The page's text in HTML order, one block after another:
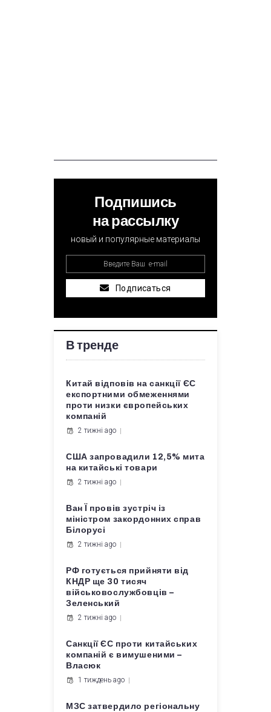
Подпишись
на рассылку
новый и популярные материалы
Подписаться
В тренде
Китай відповів на санкції ЄС
експортними обмеженнями
проти низки європейських
компаній
2 тижні ago
США запровадили 12,5% мита
на китайські товари
2 тижні ago
Ван Ї провів зустріч із
міністром закордонних справ
Білорусі
2 тижні ago
РФ готується прийняти від
КНДР ще 30 тисяч
військовослужбовців –
Зеленський
2 тижні ago
Санкції ЄС проти китайських
компаній є вимушеними –
Власюк
1 тиждень ago
МЗС затвердило регіональну